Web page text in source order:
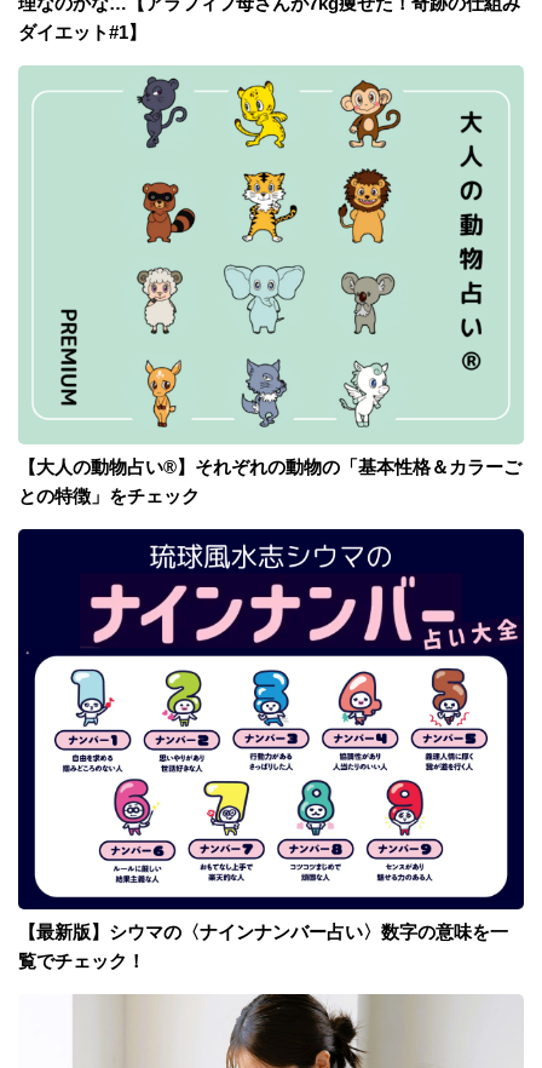
ダイエット#1】
【大人の動物占い®】それぞれの動物の「基本性格＆カラーご
との特徴」をチェック
【最新版】シウマの〈ナインナンバー占い〉数字の意味を一
覧でチェック！